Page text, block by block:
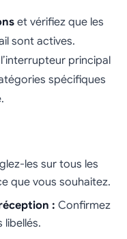
et vérifiez que les
sont actives.
principal
spécifiques
les sur tous les
que vous souhaitez.
: Confirmez